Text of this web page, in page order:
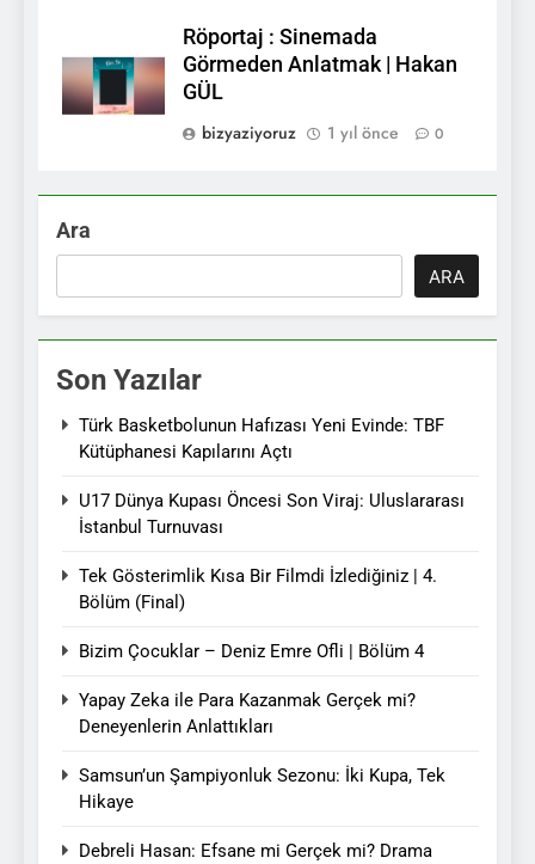
Röportaj : Sinemada
Görmeden Anlatmak | Hakan
GÜL
bizyaziyoruz
1 yıl önce 0
Ara
ARA
Son Yazılar
Türk Basketbolunun Hafızası Yeni Evinde: TBF
Kütüphanesi Kapılarını Açtı
U17 Dünya Kupası Öncesi Son Viraj: Uluslararası
İstanbul Turnuvası
Tek Gösterimlik Kısa Bir Filmdi İzlediğiniz | 4.
Bölüm (Final)
Bizim Çocuklar – Deniz Emre Ofli | Bölüm 4
Yapay Zeka ile Para Kazanmak Gerçek mi?
Deneyenlerin Anlattıkları
Samsun’un Şampiyonluk Sezonu: İki Kupa, Tek
Hikaye
Debreli Hasan: Efsane mi Gerçek mi? Drama